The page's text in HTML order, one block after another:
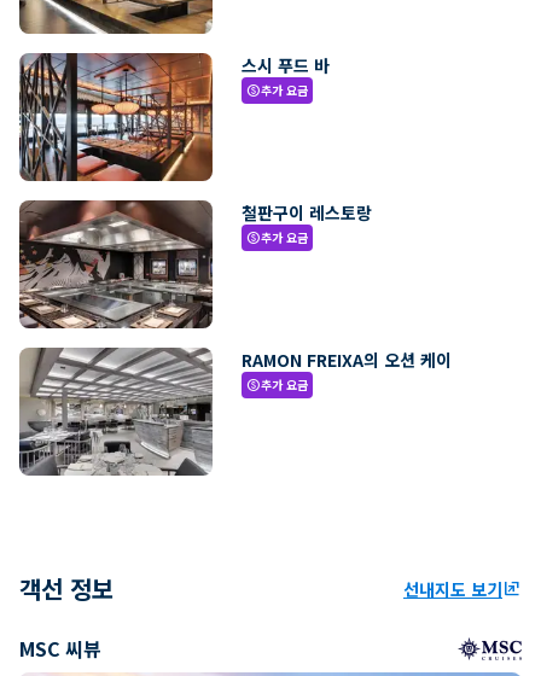
스시 푸드 바
paid추가 요금
철판구이 레스토랑
paid추가 요금
RAMON FREIXA의 오션 케이
paid추가 요금
객선 정보 선내지도 보기ungroup
MSC 씨뷰